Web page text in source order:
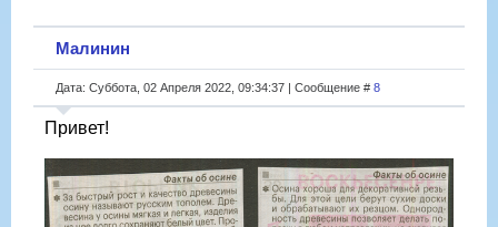
Малинин
Дата: Суббота, 02 Апреля 2022, 09:34:37 | Сообщение # 8
Привет!